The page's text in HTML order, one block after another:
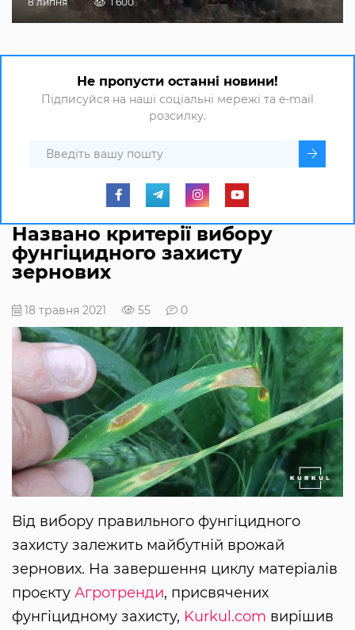
Не пропусти останні новини!
Підписуйся на наші соціальні мережі та e-mail
розсилку.
Названо критерії вибору
фунгіцидного захисту
зернових
18 травня 2021 55 0
Від вибору правильного фунгіцидного
захисту залежить майбутній врожай
зернових. На завершення циклу матеріалів
проєкту Агротренди, присвячених
фунгіцидному захисту, Kurkul.com вирішив